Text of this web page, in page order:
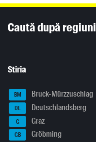
Caută după regiuni
Stiria
BM Bruck-Mürzzuschlag
DL Deutschlandsberg
G Graz
GB Gröbming